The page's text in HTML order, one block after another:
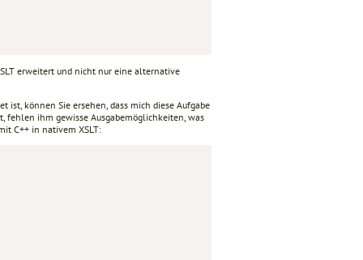
erweitert und nicht nur eine alternative
ist, können Sie ersehen, dass mich diese Aufgabe
fehlen ihm gewisse Ausgabemöglichkeiten, was
C++ in nativem XSLT: